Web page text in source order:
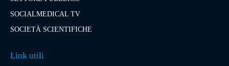
SOCIALMEDICAL TV
SOCIETÀ SCIENTIFICHE
Link utili